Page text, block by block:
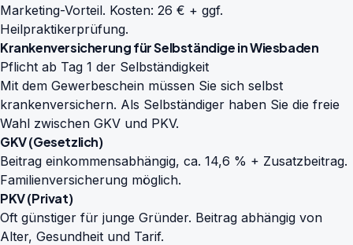
Marketing-Vorteil. Kosten: 26 € + ggf.
Heilpraktikerprüfung.
Krankenversicherung für Selbständige in Wiesbaden
Pflicht ab Tag 1 der Selbständigkeit
Mit dem Gewerbeschein müssen Sie sich selbst
krankenversichern. Als Selbständiger haben Sie die freie
Wahl zwischen GKV und PKV.
GKV (Gesetzlich)
Beitrag einkommensabhängig, ca. 14,6 % + Zusatzbeitrag.
Familienversicherung möglich.
PKV (Privat)
Oft günstiger für junge Gründer. Beitrag abhängig von
Alter, Gesundheit und Tarif.